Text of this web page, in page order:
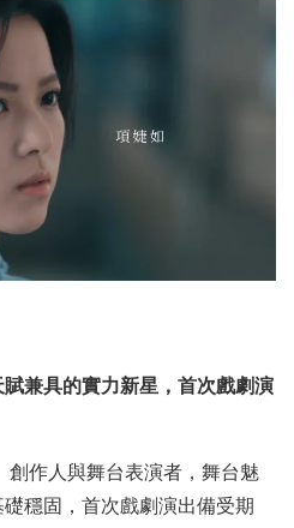
兼具的實力新星，首次戲劇演
創作人與舞台表演者，舞台魅
穩固，首次戲劇演出備受期